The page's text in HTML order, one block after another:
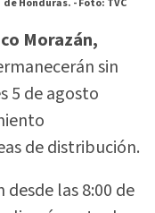
Morazán,
sin
5 de agosto
de distribución.
las 8:00 de